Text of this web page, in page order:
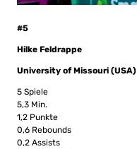
#5
Hilke Feldrappe
University of Missouri (USA)
5 Spiele
5,3 Min.
1,2 Punkte
0,6 Rebounds
0,2 Assists